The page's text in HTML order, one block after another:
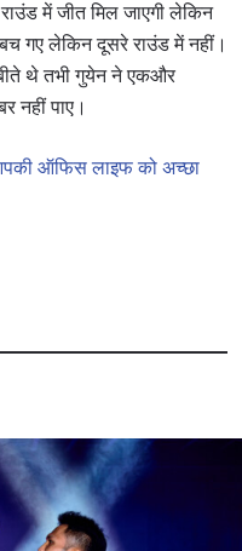
में जीत मिल जाएगी लेकिन
गए लेकिन दूसरे राउंड में नहीं।
थे तभी गुयेन ने एकऔर
नहीं पाए।
ऑफिस लाइफ को अच्छा